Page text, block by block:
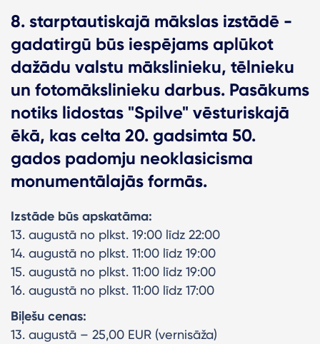
8. starptautiskajā mākslas izstādē -
gadatirgū būs iespējams aplūkot
dažādu valstu mākslinieku, tēlnieku
un fotomākslinieku darbus. Pasākums
notiks lidostas "Spilve" vēsturiskajā
ēkā, kas celta 20. gadsimta 50.
gados padomju neoklasicisma
monumentālajās formās.
Izstāde būs apskatāma:
13. augustā no plkst. 19:00 līdz 22:00
14. augustā no plkst. 11:00 līdz 19:00
15. augustā no plkst. 11:00 līdz 19:00
16. augustā no plkst. 11:00 līdz 17:00
Biļešu cenas:
13. augustā – 25,00 EUR (vernisāža)